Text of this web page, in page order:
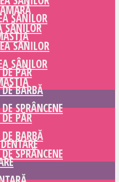
SÂNILOR
PĂR
BARBĂ
SPRÂNCENE
SÂNILOR
SÂNILOR
SÂNILOR
PĂR
BARBĂ
SPRÂNCENE